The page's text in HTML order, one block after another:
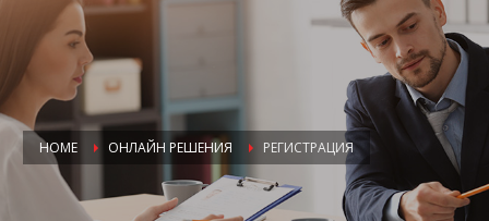
HOME ОНЛАЙН РЕШЕНИЯ РЕГИСТРАЦИЯ